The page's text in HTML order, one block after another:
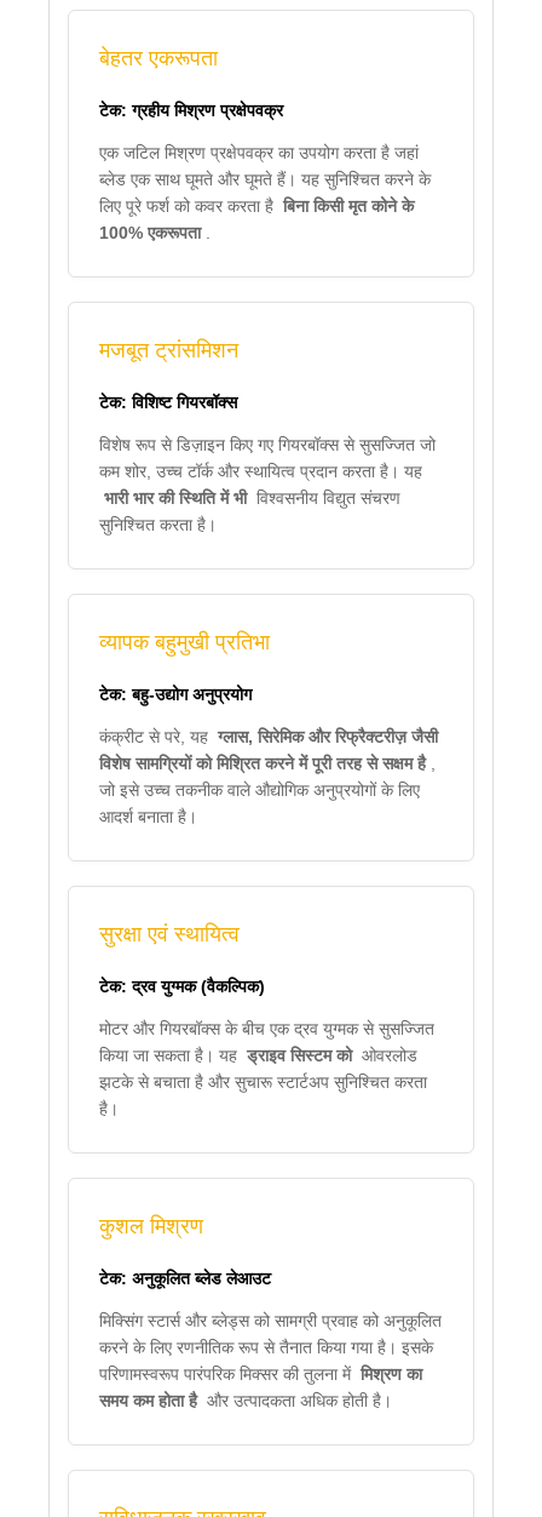
बेहतर एकरूपता
टेक: ग्रहीय मिश्रण प्रक्षेपवक्र
एक जटिल मिश्रण प्रक्षेपवक्र का उपयोग करता है जहां
ब्लेड एक साथ घूमते और घूमते हैं। यह सुनिश्चित करने के
लिए पूरे फर्श को कवर करता है बिना किसी मृत कोने के
100% एकरूपता
मजबूत ट्रांसमिशन
टेक: विशिष्ट गियरबॉक्स
विशेष रूप से डिज़ाइन किए गए गियरबॉक्स से सुसज्जित जो
कम शोर, उच्च टॉर्क और स्थायित्व प्रदान करता है। यह
भारी भार की स्थिति में भी विश्वसनीय विद्युत संचरण
सुनिश्चित करता है।
व्यापक बहुमुखी प्रतिभा
टेक: बहु-उद्योग अनुप्रयोग
कंक्रीट से परे, यह ग्लास, सिरेमिक और रिफ्रैक्टरीज़ जैसी
विशेष सामग्रियों को मिश्रित करने में पूरी तरह से सक्षम है
जो इसे उच्च तकनीक वाले औद्योगिक अनुप्रयोगों के लिए
आदर्श बनाता है।
सुरक्षा एवं स्थायित्व
टेक: द्रव युग्मक (वैकल्पिक)
मोटर और गियरबॉक्स के बीच एक द्रव युग्मक से सुसज्जित
किया जा सकता है। यह ड्राइव सिस्टम को ओवरलोड
झटके से बचाता है और सुचारू स्टार्टअप सुनिश्चित करता
है।
कुशल मिश्रण
टेक: अनुकूलित ब्लेड लेआउट
मिक्सिंग स्टार्स और ब्लेड्स को सामग्री प्रवाह को अनुकूलित
करने के लिए रणनीतिक रूप से तैनात किया गया है। इसके
परिणामस्वरूप पारंपरिक मिक्सर की तुलना में मिश्रण का
समय कम होता है और उत्पादकता अधिक होती है।